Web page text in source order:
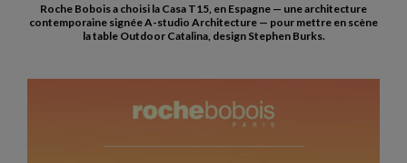
Roche Bobois a choisi la Casa T15, en Espagne — une architecture
contemporaine signée A-studio Architecture — pour mettre en scène
la table Outdoor Catalina, design Stephen Burks.